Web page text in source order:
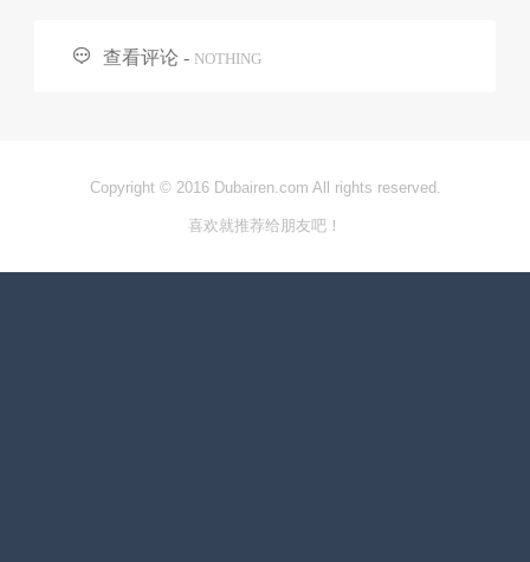
 查看评论 - NOTHING
Copyright © 2016 Dubairen.com All rights reserved.
喜欢就推荐给朋友吧！